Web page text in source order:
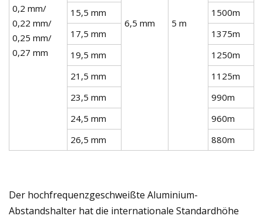
0,2 mm/
0,22 mm/
0,25 mm/
0,27 mm
6,5 mm 5 m
15,5 mm
1500m
17,5 mm
1375m
19,5 mm
1250m
21,5 mm
1125m
23,5 mm
990m
24,5 mm
960m
26,5 mm
880m
Der hochfrequenzgeschweißte Aluminium-
Abstandshalter hat die internationale Standardhöhe